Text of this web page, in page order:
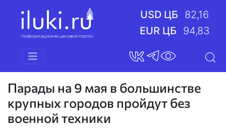
USD ЦБ
82,16
EUR ЦБ
94,83
Парады на 9 мая в большинстве
крупных городов пройдут без
военной техники